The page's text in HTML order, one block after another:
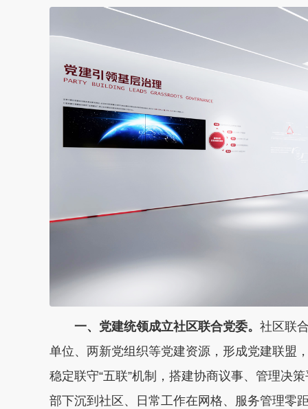
一、党建统领成立社区联合党委。 社区联
单位、两新党组织等党建资源，形成党建联盟
稳定联守“五联”机制，搭建协商议事、管理决
部下沉到社区、日常工作在网格、服务管理零